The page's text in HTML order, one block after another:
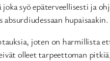
syö epäterveellisesti ja
hupaisaakin.
joten on harmillista
olleet tarpeettoman